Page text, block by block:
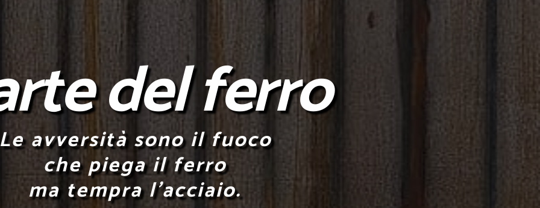
del ferro
avversità sono il fuoco
che piega il ferro
ma tempra l'acciaio.